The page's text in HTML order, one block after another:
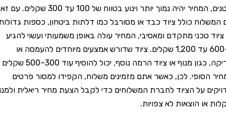
קטנים, המחיר יהיה נמוך יותר וינוע בטווח של 100 עד 300 שקלים. עם זאת,
כולל ציוד כבד או מסורבל כמו דלתות ביטחון, כספות גדולות
טכני מתקדם ומאסיבי, המחיר עולה באופן משמעותי ועשוי להגיע
ל-600 עד 1,200 שקלים. ציוד שדורש אמצעים מיוחדים להעמסה או
פריקה, כגון מנוף או ציוד הרמה נוסף, יכול להוסיף עוד 300–500 שקלים
לכן, כאשר אתם מזמינים משלוח, הקפידו למסור פרטים
על הציוד לחברת המשלוחים כדי לקבל הצעת מחיר ריאלית ולמנוע
הוצאות לא צפויות.